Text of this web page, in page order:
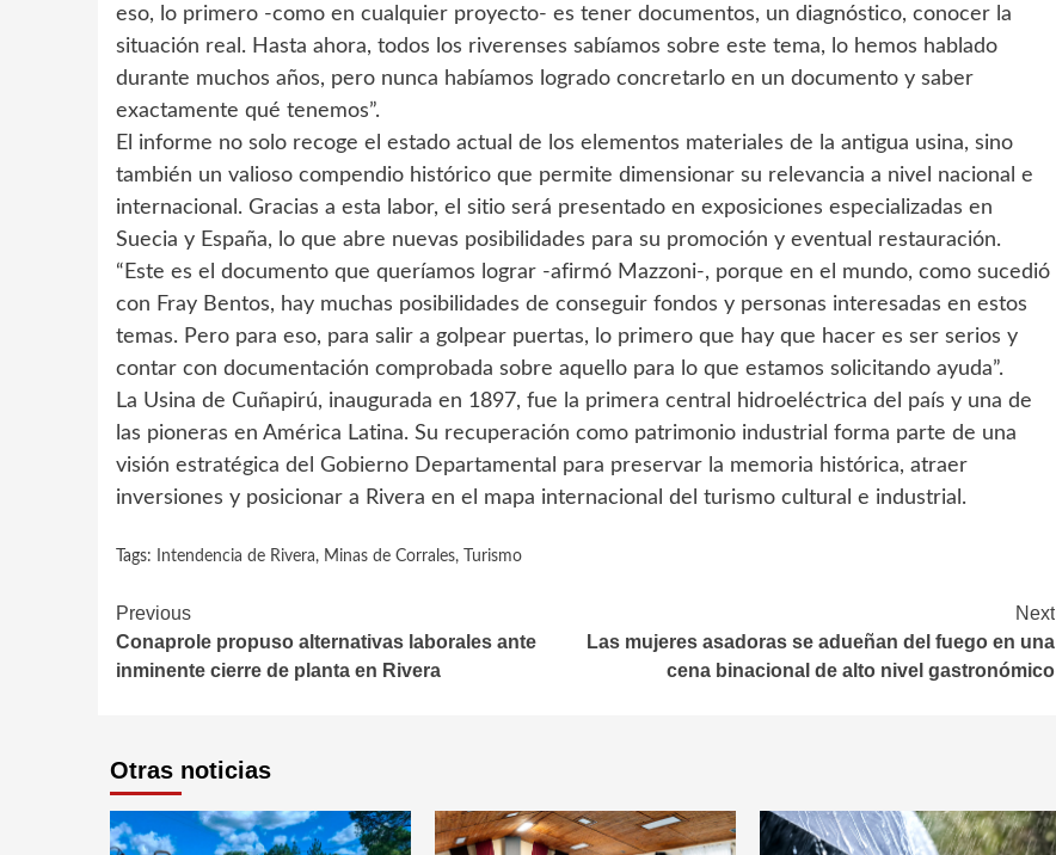
eso, lo primero -como en cualquier proyecto- es tener documentos, un diagnóstico, conocer la
situación real. Hasta ahora, todos los riverenses sabíamos sobre este tema, lo hemos hablado
durante muchos años, pero nunca habíamos logrado concretarlo en un documento y saber
exactamente qué tenemos”.
El informe no solo recoge el estado actual de los elementos materiales de la antigua usina, sino
también un valioso compendio histórico que permite dimensionar su relevancia a nivel nacional e
internacional. Gracias a esta labor, el sitio será presentado en exposiciones especializadas en
Suecia y España, lo que abre nuevas posibilidades para su promoción y eventual restauración.
“Este es el documento que queríamos lograr -afirmó Mazzoni-, porque en el mundo, como sucedió
con Fray Bentos, hay muchas posibilidades de conseguir fondos y personas interesadas en estos
temas. Pero para eso, para salir a golpear puertas, lo primero que hay que hacer es ser serios y
contar con documentación comprobada sobre aquello para lo que estamos solicitando ayuda”.
La Usina de Cuñapirú, inaugurada en 1897, fue la primera central hidroeléctrica del país y una de
las pioneras en América Latina. Su recuperación como patrimonio industrial forma parte de una
visión estratégica del Gobierno Departamental para preservar la memoria histórica, atraer
inversiones y posicionar a Rivera en el mapa internacional del turismo cultural e industrial.
Tags: Intendencia de Rivera, Minas de Corrales, Turismo
Continue
Reading
Previous
Conaprole propuso alternativas laborales ante
inminente cierre de planta en Rivera
Next
Las mujeres asadoras se adueñan del fuego en una
cena binacional de alto nivel gastronómico
Otras noticias